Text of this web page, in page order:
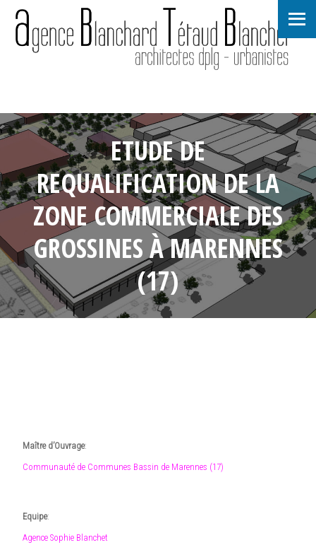
ETUDE DE
REQUALIFICATION DE LA
ZONE COMMERCIALE DES
GROSSINES À MARENNES
(17)
Maître d’Ouvrage:
Communauté de Communes Bassin de Marennes (17)
Equipe:
Agence Sophie Blanchet